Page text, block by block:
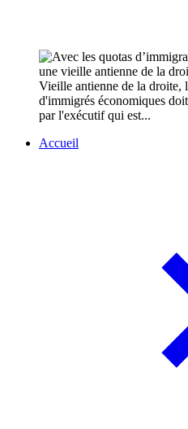
Vieille antienne de la droite,
d'immigrés économiques
par l'exécutif qui est...
Accueil